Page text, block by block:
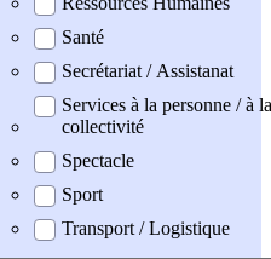
Santé
Secrétariat / Assistanat
Services à la personne / à la
collectivité
Spectacle
Sport
Transport / Logistique